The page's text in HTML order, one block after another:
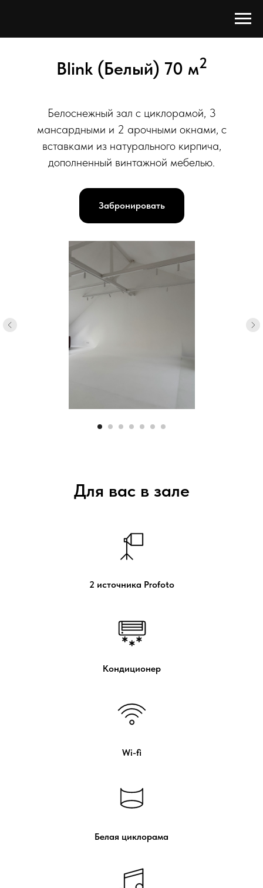
Blink (Белый) 70 м2
Белоснежный зал с циклорамой, 3
мансардными и 2 арочными окнами, с
вставками из натурального кирпича,
дополненный винтажной мебелью.
Забронировать
Для вас в зале
2 источника Profoto
Кондиционер
Wi-fi
Белая циклорама